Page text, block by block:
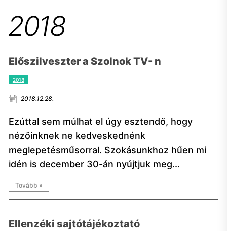
2018
Előszilveszter a Szolnok TV- n
2018
2018.12.28.
Ezúttal sem múlhat el úgy esztendő, hogy
nézőinknek ne kedveskednénk
meglepetésműsorral. Szokásunkhoz hűen mi
idén is december 30-án nyújtjuk meg...
Tovább »
Ellenzéki sajtótájékoztató